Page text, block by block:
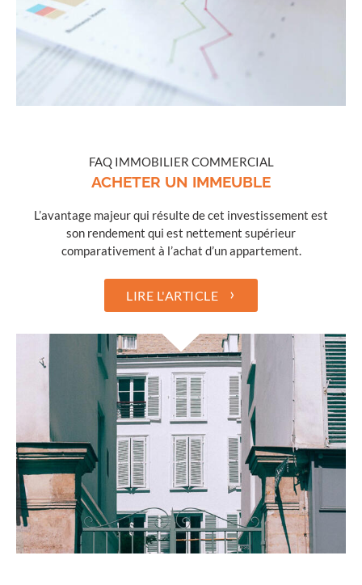
FAQ IMMOBILIER COMMERCIAL
ACHETER UN IMMEUBLE
L’avantage majeur qui résulte de cet investissement est
son rendement qui est nettement supérieur
comparativement à l’achat d’un appartement.
LIRE L'ARTICLE ›